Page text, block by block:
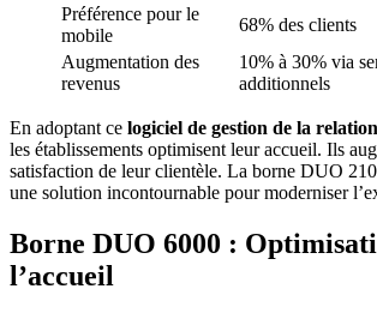
Préférence pour le
mobile
68% des clients
Augmentation des
revenus
10% à 30% via
additionnels
En adoptant ce logiciel de gestion de la
les établissements optimisent leur accueil. Ils
satisfaction de leur clientèle. La borne DUO
une solution incontournable pour moderniser
Borne DUO 6000 :
l’accueil